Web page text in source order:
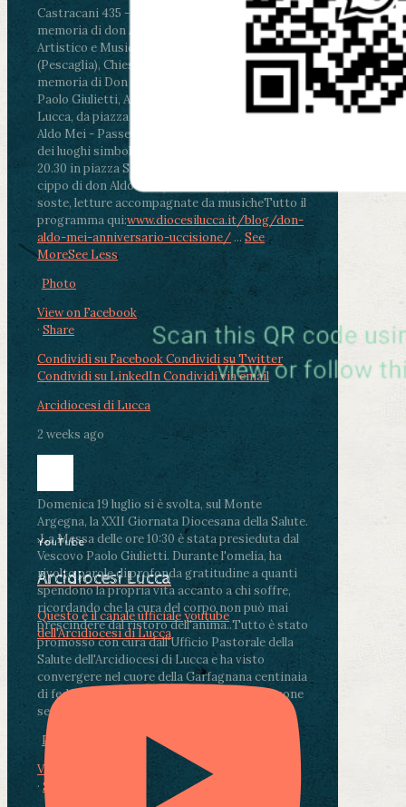
Castracani 435 - Inaugurazione murales in
memoria di don Aldo Mei curato dal Liceo
Artistico e Musicale “Passaglia”
ore 18 - Fiano
(Pescaglia), Chiesa parrocchiale - Messa in
memoria di Don Aldo Mei celebrata da mons.
Paolo Giulietti, Arcivescovo di Lucca
ore 20.30 -
Lucca, da piazza San Michele al Cippo di don
Aldo Mei - Passeggiata della Memoria in alcuni
dei luoghi simbolo della città. Ritrovo alle ore
20.30 in piazza San Michele con conclusione al
cippo di don Aldo Mei (Porta Elisa). Durante le
soste, letture accompagnate da musicheTutto il
programma qui:www.diocesilucca.it/blog/don-
aldo-mei-anniversario-uccisione/... See
MoreSee Less
Photo
View on Facebook
· Share
Condividi su FacebookCondividi su Twitter
Condividi su LinkedInCondividi via email
Arcidiocesi di Lucca
2 weeks ago
Domenica 19 luglio si è svolta, sul Monte
Argegna, la XXII Giornata Diocesana della Salute.
.La Messa delle ore 10:30 è stata presieduta dal
Vescovo Paolo Giulietti. Durante l'omelia, ha
rivolto parole di profonda gratitudine a quanti
spendono la propria vita accanto a chi soffre,
ricordando che la cura del corpo non può mai
prescindere dal ristoro dell'anima..Tutto è stato
promosso con cura dall'Ufficio Pastorale della
Salute dell'Arcidiocesi di Lucca e ha visto
convergere nel cuore della Garfagnana centinaia
di fedeli, operatori sanitari, volontari e persone
segnate dalla malattia.
Photo
View on Facebook
· Share
YouTube
Arcidiocesi Lucca
Questo è il canale ufficiale youtube
dell'Arcidiocesi di Lucca